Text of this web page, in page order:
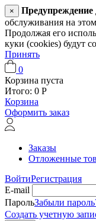
× Предупреждение
обслуживания на
Продолжая его
куки (cookies) будут
Принять
0
Корзина пуста
Итого: 0 Р
Корзина
Оформить заказ
Заказы
Отложенные
ВойтиРегистрация
E-mail
ПарольЗабыли
Создать учетную